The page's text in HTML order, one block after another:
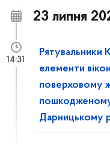
23 липня
Рятувальники
елементи
поверховому
пошкодженому
Дарницькому
14:31